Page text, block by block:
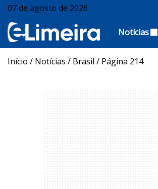
07 de agosto de 2026
Notícias
Início / Notícias / Brasil / Página 214